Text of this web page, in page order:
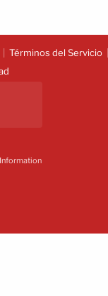
Términos del Servicio